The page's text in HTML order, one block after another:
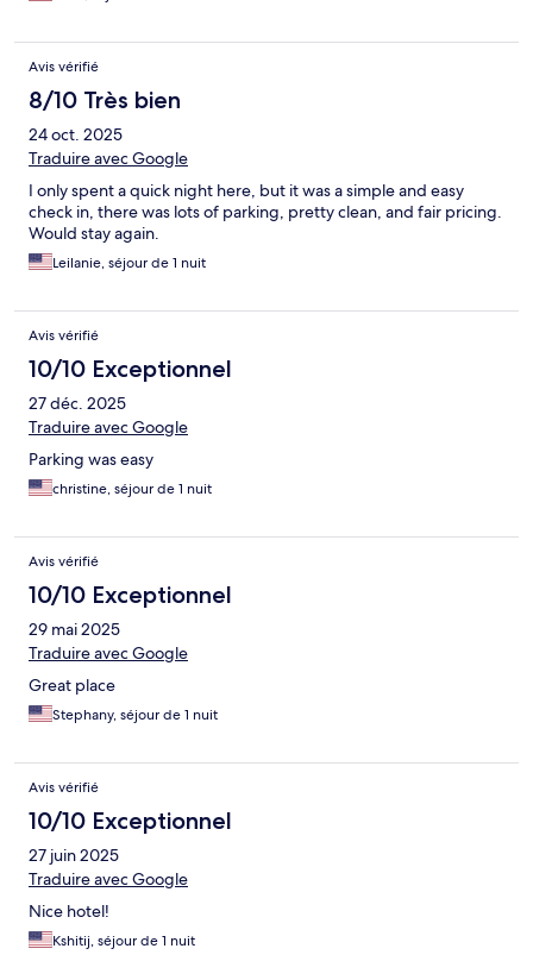
Avis vérifié
8/10 Très bien
24 oct. 2025
Traduire avec Google
I only spent a quick night here, but it was a simple and easy
check in, there was lots of parking, pretty clean, and fair pricing.
Would stay again.
Leilanie, séjour de 1 nuit
Avis vérifié
10/10 Exceptionnel
27 déc. 2025
Traduire avec Google
Parking was easy
christine, séjour de 1 nuit
Avis vérifié
10/10 Exceptionnel
29 mai 2025
Traduire avec Google
Great place
Stephany, séjour de 1 nuit
Avis vérifié
10/10 Exceptionnel
27 juin 2025
Traduire avec Google
Nice hotel!
Kshitij, séjour de 1 nuit